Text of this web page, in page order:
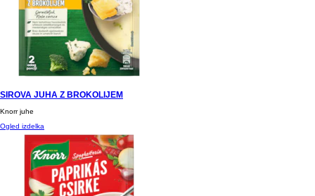
SIROVA JUHA Z BROKOLIJEM
Knorr juhe
Ogled izdelka